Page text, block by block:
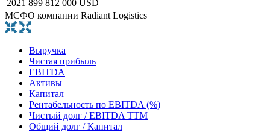
2021 899 812 000 USD
МСФО компании Radiant Logistics
Выручка
Чистая прибыль
EBITDA
Активы
Капитал
Рентабельность по EBITDA (%)
Чистый долг / EBITDA TTM
Общий долг / Капитал